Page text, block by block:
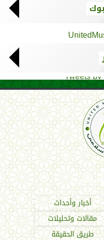
Tweets
أخبار وأحداث
مقالات وتحليلات
طريق الحقيقة